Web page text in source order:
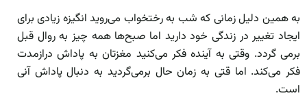
به همین دلیل زمانی که شب به رختخواب می‌روید انگیزه زیادی برای
ایجاد تغییر در زندگی خود دارید اما صبح‌ها همه چیز به روال قبل
برمی گردد. وقتی به آینده فکر می‌کنید مغزتان به پاداش درازمدت
فکر می‌کند. اما قتی به زمان حال برمی‌گردید به دنبال پاداش آنی
است.